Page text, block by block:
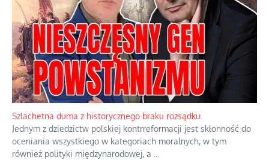
Ekspresowy kurs zbawienia z rodzinną katastrofą
Dramatyczne skutki skrajnej nadgorliwości we wspólnocie.